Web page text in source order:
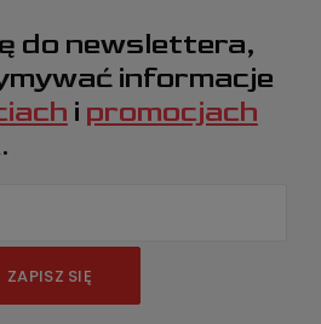
do newslettera,
informacje
i promocjach
ZAPISZ SIĘ